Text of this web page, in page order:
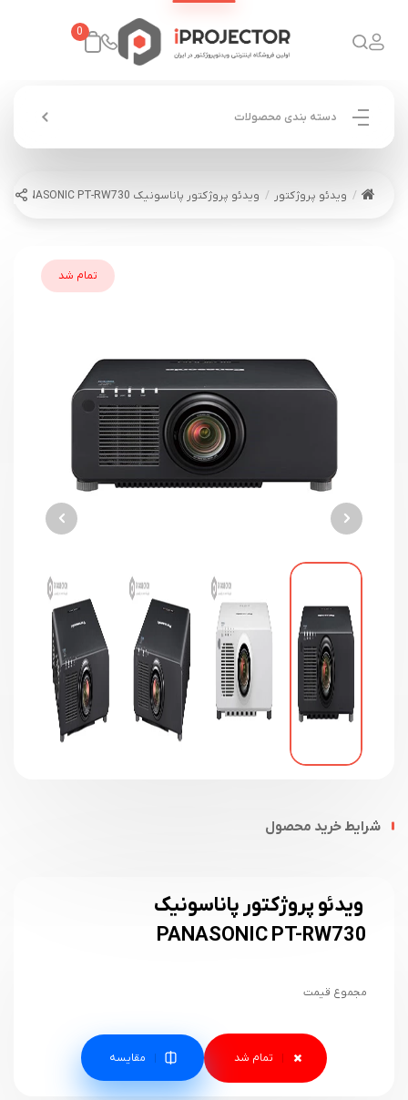
0
دسته بندی محصولات
ویدئو پروژکتور ویدئو پروژکتور پاناسونیک PANASONIC PT-RW730
تمام شد
شرایط خرید محصول
ویدئو پروژکتور پاناسونیک
PANASONIC PT-RW730
مجموع قیمت
مقایسه